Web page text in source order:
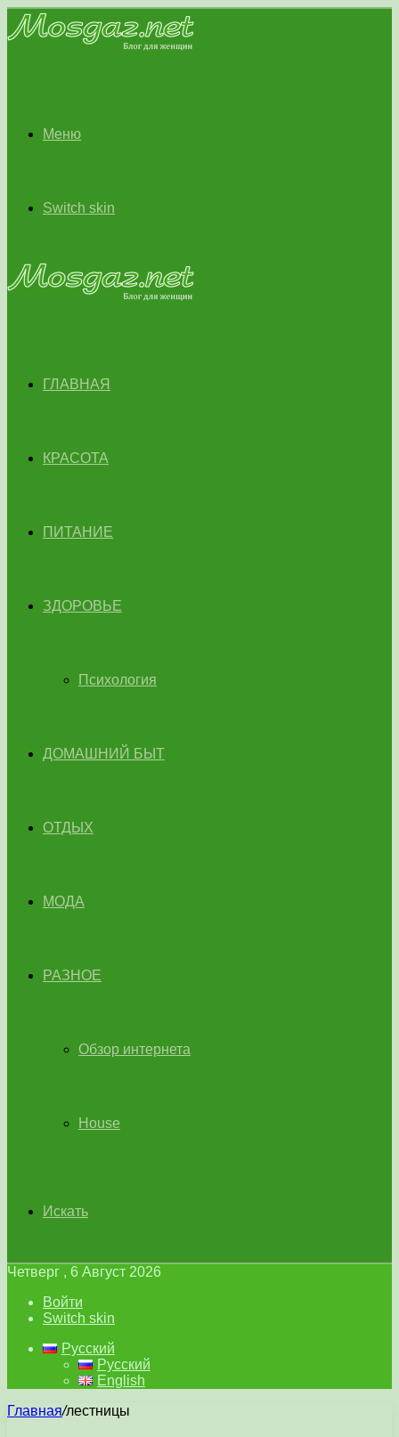
Меню
Switch skin
ГЛАВНАЯ
КРАСОТА
ПИТАНИЕ
ЗДОРОВЬЕ
Психология
ДОМАШНИЙ БЫТ
ОТДЫХ
МОДА
РАЗНОЕ
Обзор интернета
House
Искать
Четверг , 6 Август 2026
Войти
Switch skin
Русский
Русский
English
Главная/лестницы